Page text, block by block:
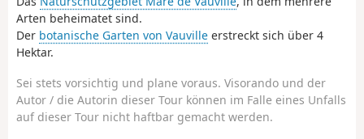
Arten beheimatet sind.
Der botanische Garten von Vauville erstreckt sich über 4
Hektar.
Sei stets vorsichtig und plane voraus. Visorando und der
Autor / die Autorin dieser Tour können im Falle eines Unfalls
auf dieser Tour nicht haftbar gemacht werden.